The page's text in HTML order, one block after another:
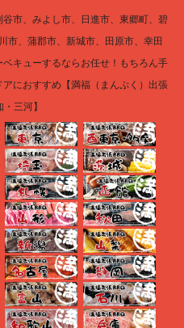
市、みよし市、日進市、東郷町、碧
市、蒲郡市、新城市、田原市、幸田
キューするならお任せ！もちろん手
におすすめ【満福（まんぷく）出張
三河】